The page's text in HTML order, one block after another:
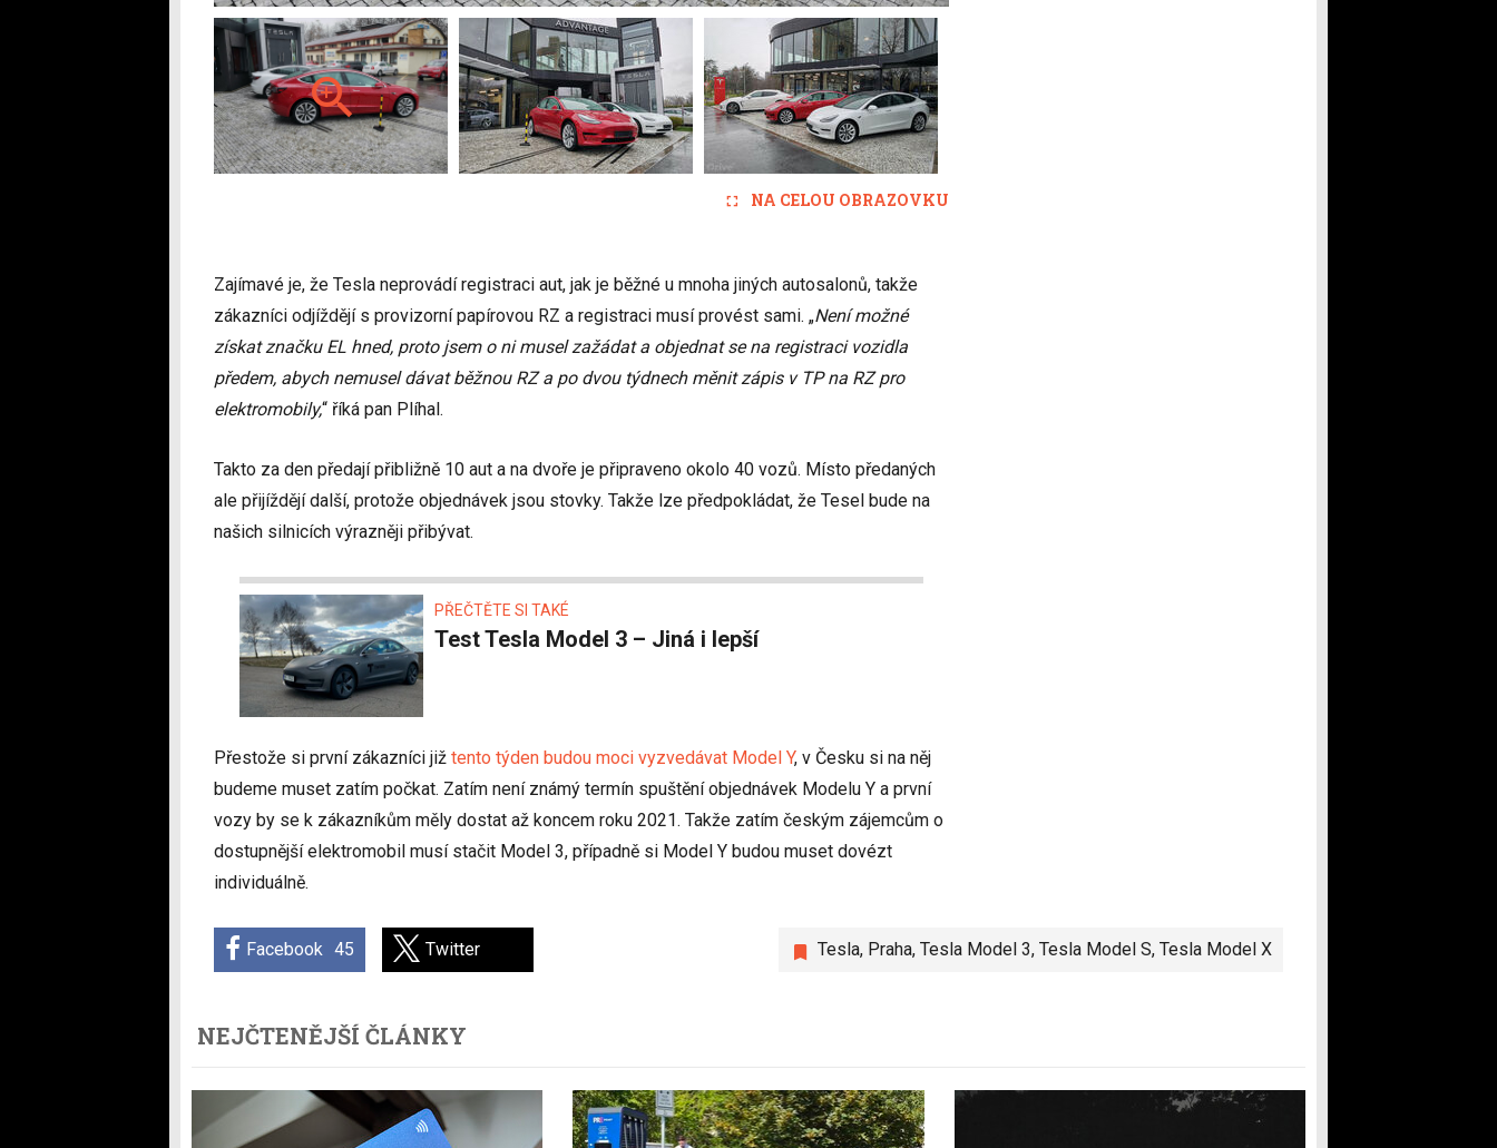
NA CELOU OBRAZOVKU
Zajímavé je, že Tesla neprovádí registraci aut, jak je běžné u mnoha jiných autosalonů, takže
zákazníci odjíždějí s provizorní papírovou RZ a registraci musí provést sami. „Není možné
získat značku EL hned, proto jsem o ni musel zažádat a objednat se na registraci vozidla
předem, abych nemusel dávat běžnou RZ a po dvou týdnech měnit zápis v TP na RZ pro
elektromobily,“ říká pan Plíhal.
Takto za den předají přibližně 10 aut a na dvoře je připraveno okolo 40 vozů. Místo předaných
ale přijíždějí další, protože objednávek jsou stovky. Takže lze předpokládat, že Tesel bude na
našich silnicích výrazněji přibývat.
PŘEČTĚTE SI TAKÉ
Test Tesla Model 3 – Jiná i lepší
Přestože si první zákazníci již tento týden budou moci vyzvedávat Model Y, v Česku si na něj
budeme muset zatím počkat. Zatím není známý termín spuštění objednávek Modelu Y a první
vozy by se k zákazníkům měly dostat až koncem roku 2021. Takže zatím českým zájemcům o
dostupnější elektromobil musí stačit Model 3, případně si Model Y budou muset dovézt
individuálně.
Tesla, Praha, Tesla Model 3, Tesla Model S, Tesla Model X
Facebook 45 Twitter
NEJČTENĚJŠÍ ČLÁNKY